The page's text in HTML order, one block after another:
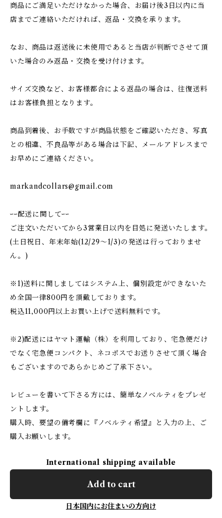
商品にご満足いただけなかった場合、お届け後3日以内に当
店までご連絡いただければ、返品・交換を承ります。
なお、商品は返送後に未使用であると当店が判断でさせて頂
いた場合のみ返品・交換を受け付けます。
サイズ交換など、お客様都合による返品の場合は、往復送料
はお客様負担となります。
商品到着後、お手数ですが商品状態をご確認いただき、写真
との相違、不良品等がある場合は下記、メールアドレスまで
お早めにご連絡ください。
markandcollars@gmail.com
ｰｰ配送に関してｰｰ
ご注文いただいてから3営業日以内を目処に発送いたします。
(土日祝日、年末年始(12/29〜1/3)の発送は行っておりませ
ん。)
※1)送料に関しましてはシステム上、個別設定ができないた
め全国一律800円を頂戴しております。
税込11,000円以上お買い上げで送料無料です。
※2)配送にはヤマト運輸（株）を利用しており、宅急便だけ
でなく宅急便コンパクト、ネコポスでお送りさせて頂く場合
もございますのであらかじめご了承下さい。
レビューを書いて下さる方には、簡単なノベルティをプレゼ
ントします。
購入時、要望の備考欄に『ノベルティ希望』と入力の上、ご
購入お願いします。
International shipping available
Add to cart
日本国内にお住まいの方向け